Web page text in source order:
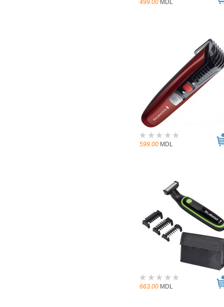
499.00 MDL
599.00 MDL
663.00 MDL